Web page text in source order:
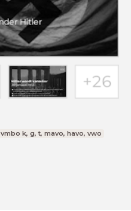
vmbo k, g, t, mavo, havo, vwo